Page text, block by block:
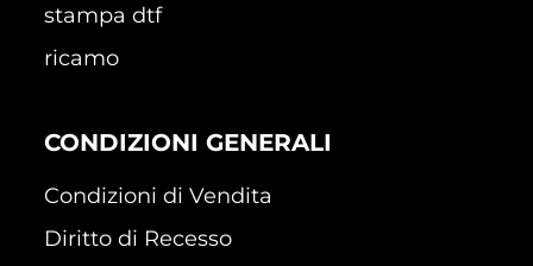
stampa dtf
ricamo
CONDIZIONI GENERALI
Condizioni di Vendita
Diritto di Recesso